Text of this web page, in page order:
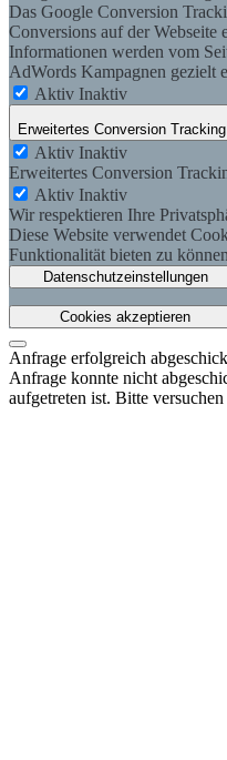
Das Google Conversion
Conversions auf der Webseite
Informationen werden vom
AdWords Kampagnen gezielt
Aktiv Inaktiv
Erweitertes Conversion Tracking
Aktiv Inaktiv
Erweitertes Conversion
Aktiv Inaktiv
Wir respektieren Ihre
Diese Website verwendet
Funktionalität bieten zu
Datenschutzeinstellungen
Cookies akzeptieren
Anfrage erfolgreich
Anfrage konnte nicht
aufgetreten ist. Bitte versuchen